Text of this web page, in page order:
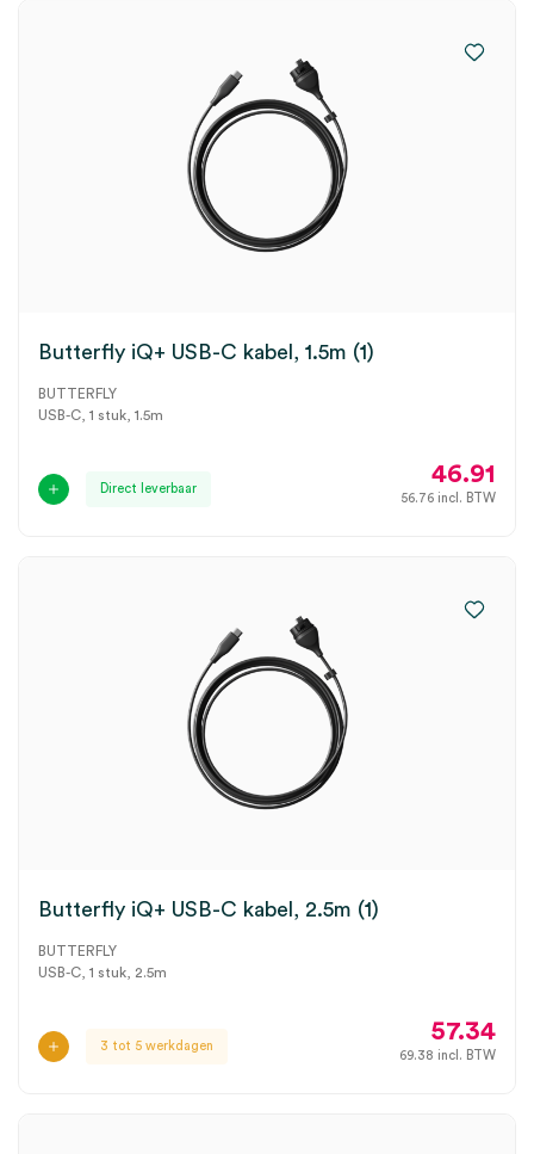
Butterfly iQ+ USB-C kabel, 1.5m (1)
BUTTERFLY
USB-C, 1 stuk, 1.5m
Direct leverbaar
46.91
56.76 incl. BTW
Butterfly iQ+ USB-C kabel, 2.5m (1)
BUTTERFLY
USB-C, 1 stuk, 2.5m
3 tot 5 werkdagen
57.34
69.38 incl. BTW